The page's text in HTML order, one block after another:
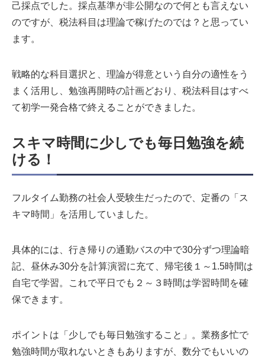
己採点でした。採点基準が非公開なので何とも言えない
のですが、税法科目は理論で稼げたのでは？と思ってい
ます。
戦略的な科目選択と、理論が得意という自分の適性をう
まく活用し、勉強再開時の計画どおり、税法科目はすべ
て初学一発合格で終えることができました。
スキマ時間に少しでも毎日勉強を続
ける！
フルタイム勤務の社会人受験生だったので、定番の「ス
キマ時間」を活用していました。
具体的には、行き帰りの通勤バスの中で30分ずつ理論暗
記、昼休み30分を計算演習に充て、帰宅後１～1.5時間は
自宅で学習。これで平日でも２～３時間は学習時間を確
保できます。
ポイントは「少しでも毎日勉強すること」。業務多忙で
勉強時間が取れないときもありますが、数分でもいいの